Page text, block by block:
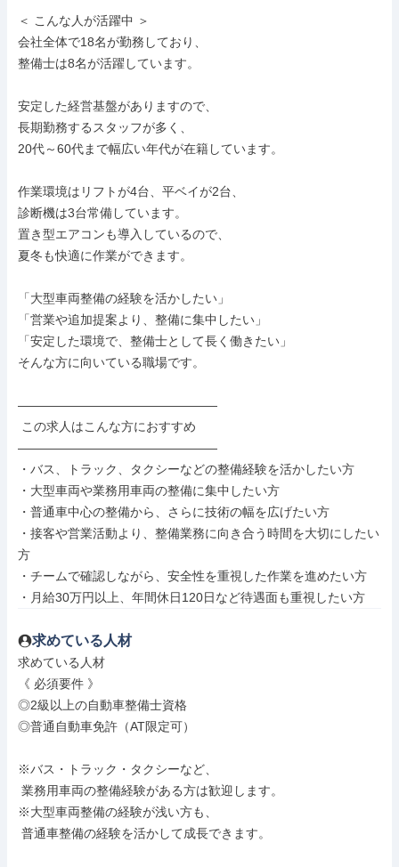
＜ こんな人が活躍中 ＞
会社全体で18名が勤務しており、
整備士は8名が活躍しています。
安定した経営基盤がありますので、
長期勤務するスタッフが多く、
20代～60代まで幅広い年代が在籍しています。
作業環境はリフトが4台、平ベイが2台、
診断機は3台常備しています。
置き型エアコンも導入しているので、
夏冬も快適に作業ができます。
「大型車両整備の経験を活かしたい」
「営業や追加提案より、整備に集中したい」
「安定した環境で、整備士として長く働きたい」
そんな方に向いている職場です。
――――――――――――――――
――――――――――――――――
・バス、トラック、タクシーなどの整備経験を活かしたい方
・大型車両や業務用車両の整備に集中したい方
・普通車中心の整備から、さらに技術の幅を広げたい方
・接客や営業活動より、整備業務に向き合う時間を大切にしたい
方
・チームで確認しながら、安全性を重視した作業を進めたい方
・月給30万円以上、年間休日120日など待遇面も重視したい方
求めている人材
求めている人材
《 必須要件 》
◎2級以上の自動車整備士資格
◎普通自動車免許（AT限定可）
※バス・トラック・タクシーなど、
※大型車両整備の経験が浅い方も、